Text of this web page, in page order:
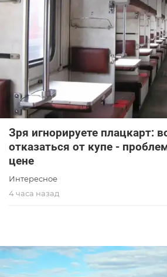
Зря игнорируете плацкарт:
отказаться от купе -
цене
Интересное
4 часа назад